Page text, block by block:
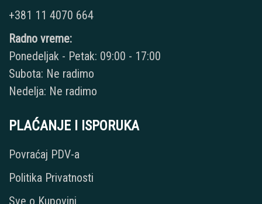
+381 11 4070 664
Radno vreme:
Ponedeljak - Petak: 09:00 - 17:00
Subota: Ne radimo
Nedelja: Ne radimo
PLAĆANJE I ISPORUKA
Povraćaj PDV-a
Politika Privatnosti
Sve o Kupovini